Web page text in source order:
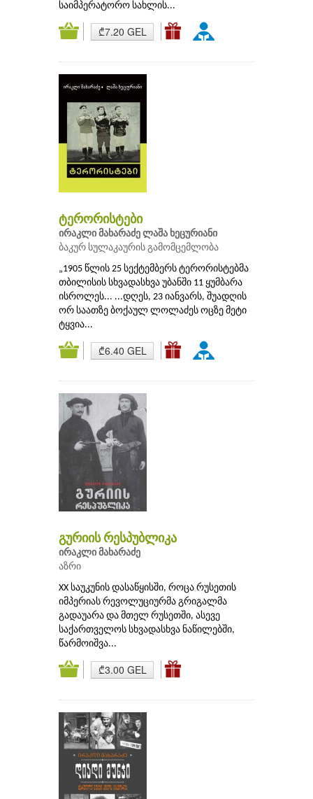
საიმპერატორო სახლის...
₾7.20 GEL
ტერორისტები
ირაკლი მახარაძე ლაშა ხეცურიანი
ბაკურ სულაკაურის გამომცემლობა
„1905 წლის 25 სექტემბერს ტერორისტებმა
თბილისის სხვადასხვა უბანში 11 ყუმბარა
ისროლეს... ...დღეს, 23 იანვარს, შუადღის
ორ საათზე ბოქაულ ლოლაძეს ოცზე მეტი
ტყვია...
₾6.40 GEL
გურიის რესპუბლიკა
ირაკლი მახარაძე
აზრი
XX საუკუნის დასაწყისში, როცა რუსეთის
იმპერიას რევოლუციურმა გრიგალმა
გადაუარა და მთელ რუსეთში, ასევე
საქართველოს სხვადასხვა ნაწილებში,
წარმოიშვა...
₾3.00 GEL